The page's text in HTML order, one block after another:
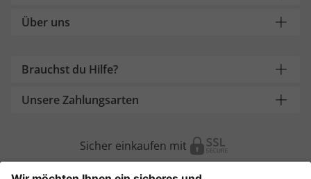
Über uns
Brauchst du Hilfe?
Unsere Zahlungsarten
Sicher einkaufen mit